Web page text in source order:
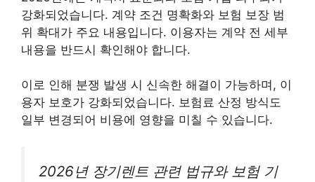
강화되었습니다. 계약 조건 명확화와 보험 보장 범
위 확대가 주요 내용입니다. 이용자는 계약 전 세부
내용을 반드시 확인해야 합니다.
이로 인해 분쟁 발생 시 신속한 해결이 가능하며, 이
용자 보호가 강화되었습니다. 보험료 산정 방식도
일부 변경되어 비용에 영향을 미칠 수 있습니다.
2026년 장기렌트 관련 법규와 보험 기